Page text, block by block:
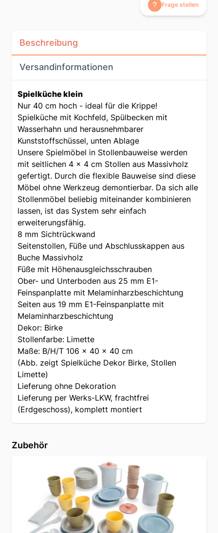
Frage stellen
Beschreibung
Versandinformationen
Spielküche klein
Nur 40 cm hoch - ideal für die Krippe!
Spielküche mit Kochfeld, Spülbecken mit
Wasserhahn und herausnehmbarer
Kunststoffschüssel, unten Ablage
Unsere Spielmöbel in Stollenbauweise werden
mit seitlichen 4 x 4 cm Stollen aus Massivholz
gefertigt. Durch die flexible Bauweise sind diese
Möbel ohne Werkzeug demontierbar. Da sich alle
Stollenmöbel beliebig miteinander kombinieren
lassen, ist das System sehr einfach
erweiterungsfähig.
8 mm Sichtrückwand
Seitenstollen, Füße und Abschlusskappen aus
Buche Massivholz
Füße mit Höhenausgleichsschrauben
Ober- und Unterboden aus 25 mm E1-
Feinspanplatte mit Melaminharzbeschichtung
Seiten aus 19 mm E1-Feinspanplatte mit
Melaminharzbeschichtung
Dekor: Birke
Stollenfarbe: Limette
Maße: B/H/T 106 x 40 x 40 cm
(Abb. zeigt Spielküche Dekor Birke, Stollen
Limette)
Lieferung ohne Dekoration
Lieferung per Werks-LKW, frachtfrei
(Erdgeschoss), komplett montiert
Zubehör